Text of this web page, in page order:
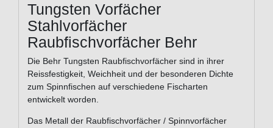
Tungsten Vorfächer
Stahlvorfächer
Raubfischvorfächer Behr
Die Behr Tungsten Raubfischvorfächer sind in ihrer
Reissfestigkeit, Weichheit und der besonderen Dichte
zum Spinnfischen auf verschiedene Fischarten
entwickelt worden.
Das Metall der Raubfischvorfächer / Spinnvorfächer